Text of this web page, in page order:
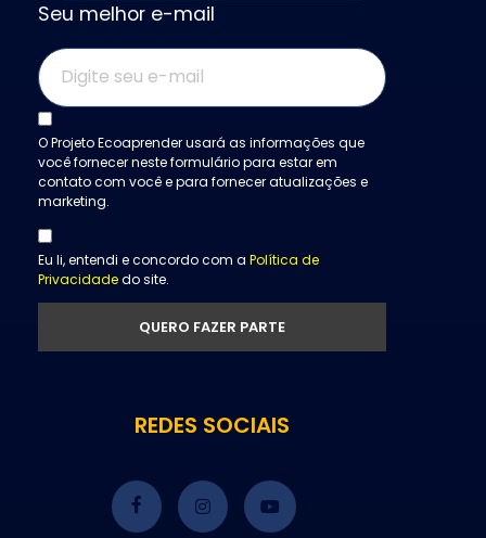
Seu melhor e-mail
O Projeto Ecoaprender usará as informações que
você fornecer neste formulário para estar em
contato com você e para fornecer atualizações e
marketing.
Eu li, entendi e concordo com a Política de
Privacidadedo site.
REDES SOCIAIS